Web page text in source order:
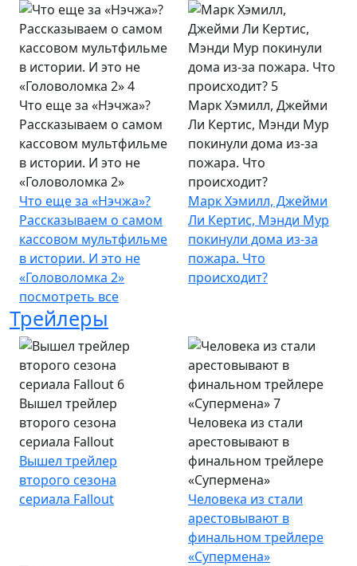
Что еще за «Нэчжа»?
Рассказываем о самом
кассовом мультфильме
в истории. И это не
«Головоломка 2»
Что еще за «Нэчжа»?
Рассказываем о самом
кассовом мультфильме
в истории. И это не
«Головоломка 2»
Марк Хэмилл, Джейми
Ли Кертис, Мэнди Мур
покинули дома из-за
пожара. Что
происходит?
Марк Хэмилл, Джейми
Ли Кертис, Мэнди Мур
покинули дома из-за
пожара. Что
происходит?
посмотреть все
Трейлеры
Вышел трейлер
второго сезона
сериала Fallout
Вышел трейлер
второго сезона
сериала Fallout
Человека из стали
арестовывают в
финальном трейлере
«Супермена»
Человека из стали
арестовывают в
финальном трейлере
«Супермена»